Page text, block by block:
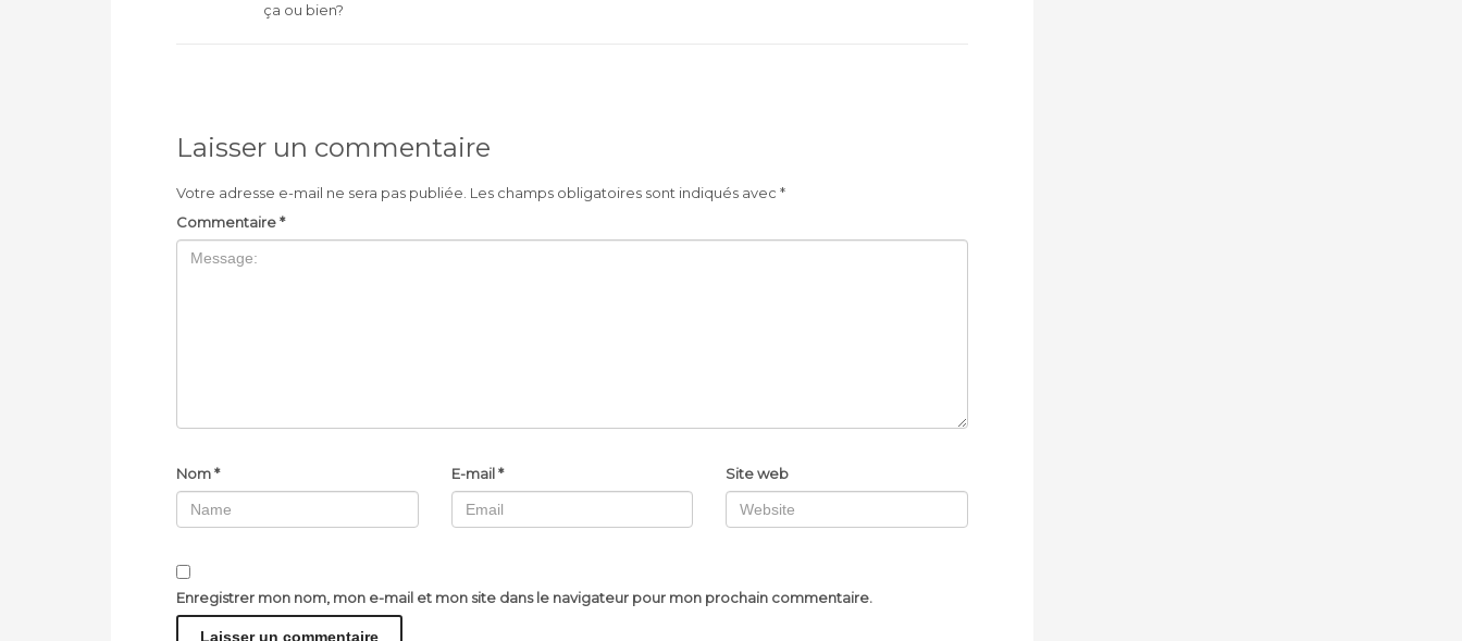
ça ou bien?
Laisser un commentaire
Votre adresse e-mail ne sera pas publiée. Les champs obligatoires sont indiqués avec *
Commentaire*
Nom* E-mail* Site web
Enregistrer mon nom, mon e-mail et mon site dans le navigateur pour mon prochain commentaire.